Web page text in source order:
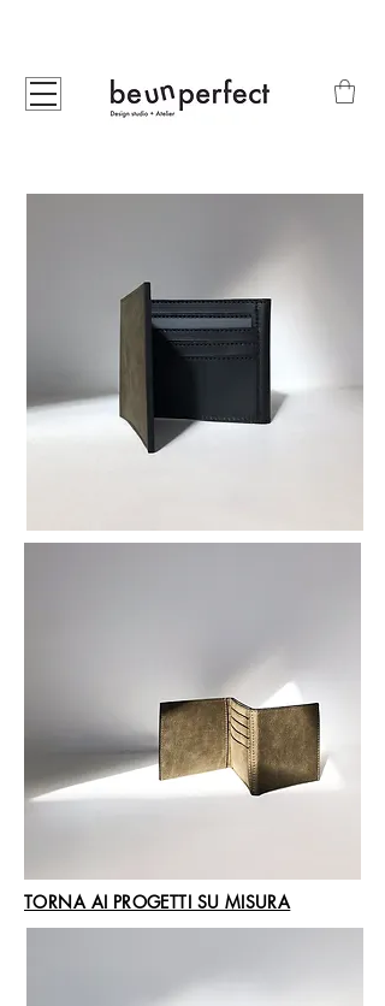
TORNA AI PROGETTI SU MISURA